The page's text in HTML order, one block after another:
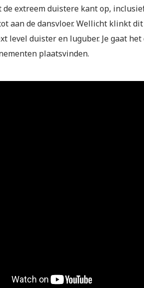
de extreem duistere kant op,
aan de dansvloer. Wellicht klinkt
level duister en luguber. Je gaat
plaatsvinden.